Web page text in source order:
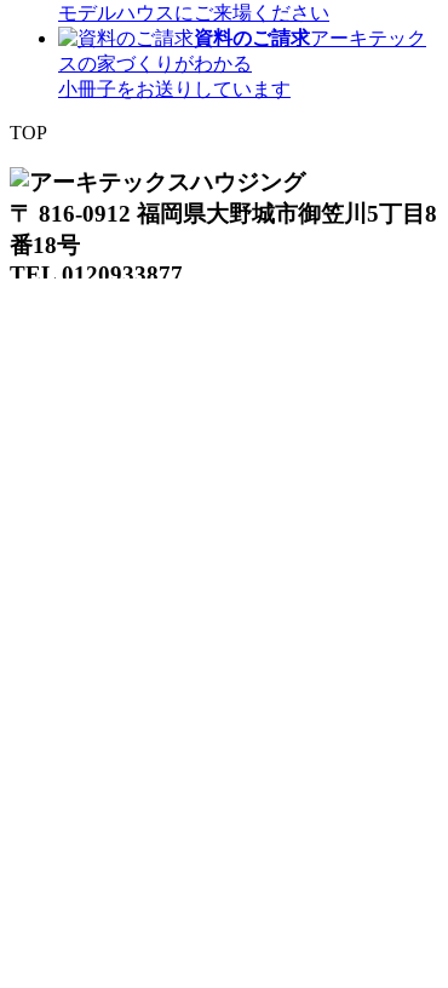
モデルハウスにご来場ください
資料のご請求アーキテック
スの家づくりがわかる
小冊子をお送りしています
TOP
〒 816-0912 福岡県大野城市御笠川5丁目8
番18号
TEL 0120933877